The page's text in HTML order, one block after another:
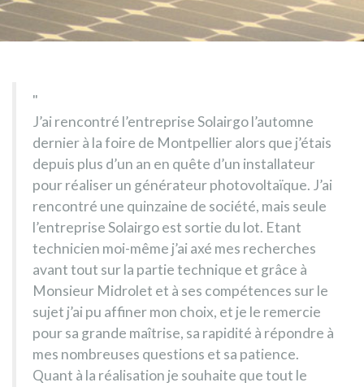
J’ai rencontré l’entreprise Solairgo l’automne
dernier à la foire de Montpellier alors que j’étais
depuis plus d’un an en quête d’un installateur
pour réaliser un générateur photovoltaïque. J’ai
rencontré une quinzaine de société, mais seule
l’entreprise Solairgo est sortie du lot. Etant
technicien moi-même j’ai axé mes recherches
avant tout sur la partie technique et grâce à
Monsieur Midrolet et à ses compétences sur le
sujet j’ai pu affiner mon choix, et je le remercie
pour sa grande maîtrise, sa rapidité à répondre à
mes nombreuses questions et sa patience.
Quant à la réalisation je souhaite que tout le